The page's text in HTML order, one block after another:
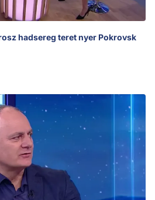
hadsereg teret nyer Pokrovsk